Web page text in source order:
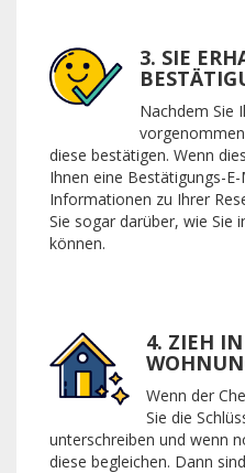
3. SIE
Nachdem Sie
diese bestätigen. Wenn
Ihnen eine Bestätigungs-
Informationen zu Ihrer
Sie sogar darüber, wie Sie
können.
4. ZIEH
Wenn der
Sie die
unterschreiben und wenn
diese begleichen. Dann